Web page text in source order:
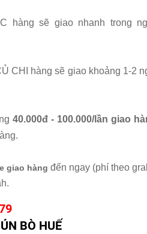
hàng sẽ giao nhanh trong
CHI hàng sẽ giao khoảng 1-2
40.000đ - 100.000/lần giao
giao hàng đến ngay (phí theo
BÒ HUẾ